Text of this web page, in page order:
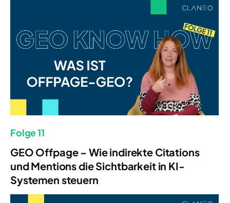
Folge 11
GEO Offpage – Wie indirekte Citations
und Mentions die Sichtbarkeit in KI-
Systemen steuern